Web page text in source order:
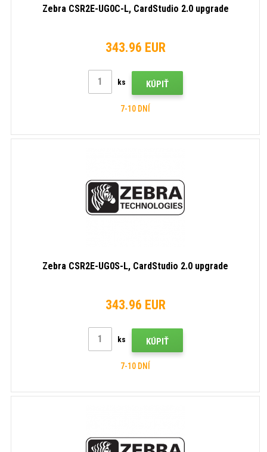
Zebra CSR2E-UG0C-L, CardStudio 2.0 upgrade
343.96 EUR
ks KÚPIŤ
7-10 DNÍ
Zebra CSR2E-UG0S-L, CardStudio 2.0 upgrade
343.96 EUR
ks KÚPIŤ
7-10 DNÍ